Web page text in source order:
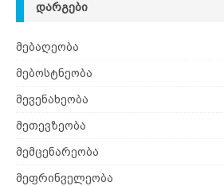
ᲓᲐᲠᲒᲔᲑᲘ
მებაღეობა
მებოსტნეობა
მევენახეობა
მეთევზეობა
მემცენარეობა
მეფრინველეობა